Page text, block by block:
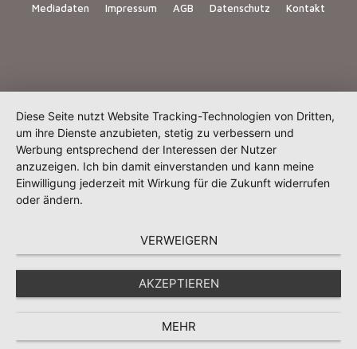
Mediadaten Impressum AGB Datenschutz Kontakt
Diese Seite nutzt Website Tracking-Technologien von Dritten,
um ihre Dienste anzubieten, stetig zu verbessern und
Werbung entsprechend der Interessen der Nutzer
anzuzeigen. Ich bin damit einverstanden und kann meine
Einwilligung jederzeit mit Wirkung für die Zukunft widerrufen
oder ändern.
VERWEIGERN
AKZEPTIEREN
MEHR